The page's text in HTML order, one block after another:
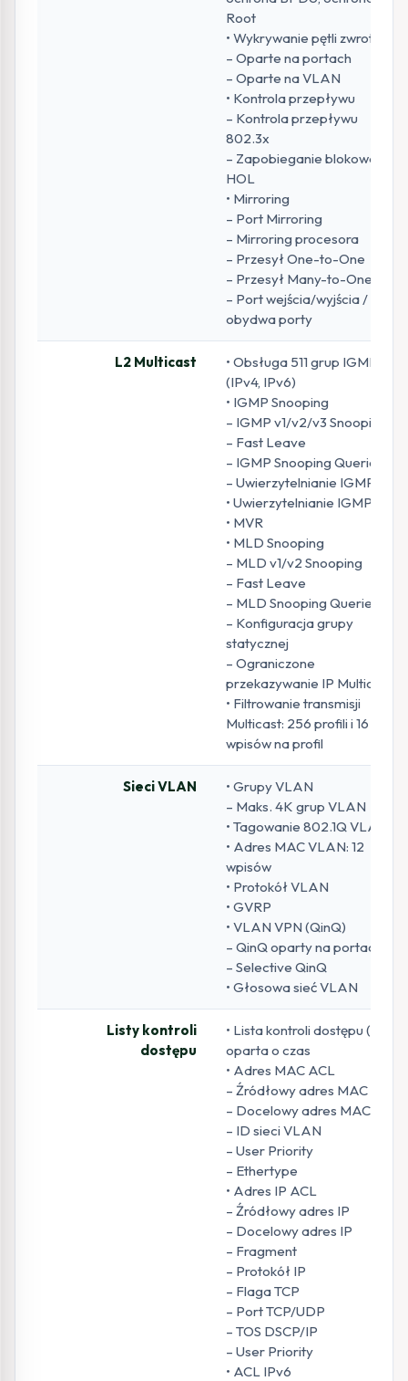
Root
• Wykrywanie pętli zwrotnych
– Oparte na portach
– Oparte na VLAN
• Kontrola przepływu
– Kontrola przepływu
802.3x
– Zapobieganie blokowaniu
HOL
• Mirroring
– Port Mirroring
– Mirroring procesora
– Przesył One-to-One
– Przesył Many-to-One
– Port wejścia/wyjścia /
obydwa porty
L2 Multicast
• Obsługa 511 grup IGMP
(IPv4, IPv6)
• IGMP Snooping
– IGMP v1/v2/v3 Snooping
– Fast Leave
– IGMP Snooping Querier
– Uwierzytelnianie IGMP
• Uwierzytelnianie IGMP
• MVR
• MLD Snooping
– MLD v1/v2 Snooping
– Fast Leave
– MLD Snooping Querier
– Konfiguracja grupy
statycznej
– Ograniczone
przekazywanie IP Multicast
• Filtrowanie transmisji
Multicast: 256 profili i 16
wpisów na profil
Sieci VLAN
• Grupy VLAN
– Maks. 4K grup VLAN
• Tagowanie 802.1Q VLAN
• Adres MAC VLAN: 12
wpisów
• Protokół VLAN
• GVRP
• VLAN VPN (QinQ)
– QinQ oparty na portach
– Selective QinQ
• Głosowa sieć VLAN
Listy kontroli
dostępu
• Lista kontroli dostępu (ACL)
oparta o czas
• Adres MAC ACL
– Źródłowy adres MAC
– Docelowy adres MAC
– ID sieci VLAN
– User Priority
– Ethertype
• Adres IP ACL
– Źródłowy adres IP
– Docelowy adres IP
– Fragment
– Protokół IP
– Flaga TCP
– Port TCP/UDP
– TOS DSCP/IP
– User Priority
• ACL IPv6